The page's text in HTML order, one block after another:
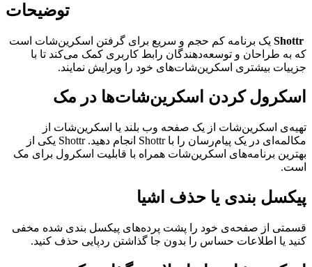
توضیحات
Shottr یک برنامه کم حجم و سریع برای گرفتن اسکرین‌شات است
که به طراحان و توسعه‌دهندگان رابط کاربری کمک می‌کند تا با
جزییات بیشتری اسکرین‌شات‌های خود را ویرایش نمایند.
اسکرول کردن اسکرین‌شات‌ها در مک
تهیه‌ی اسکرین‌شات از یک صفحه وب بلند یا اسکرین‌شات از
مکالمه‌ای در یک پیام‌رسان را باShottr انجام دهید.Shottr یکی از
بهترین برنامه‌های اسکرین‌شات همراه با قابلیت اسکرول برای مک
است.
پیکسل بندی یا حذف اشیا
قسمتی از صفحه‌ی خود را پشت پرده‌های پیکسل بندی شده مخفی
کنید یا اطلاعات حساس را بدون جا گذاشتن ردپایی حذف کنید.